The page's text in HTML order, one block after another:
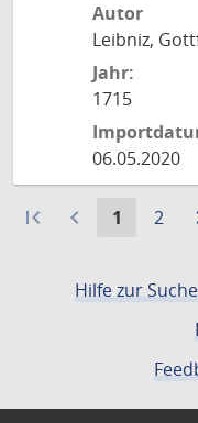
Autor
Leibniz,
Jahr:
1715
06.05.2020
first_page navigate_before
Aktuelle
1
Gehe
2
Hilfe zur Suche